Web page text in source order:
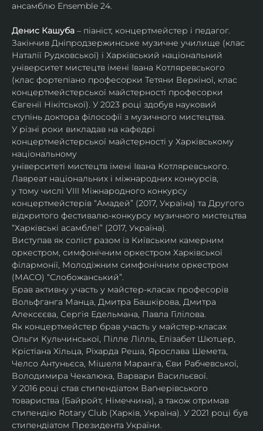
ансамблю Ensemble 24.
Денис Кашуба – піаніст, концертмейстер і педагог.
Закінчив Дніпродзержинське музичне училище (клас
Наталії Рудковської) і Харківський національний
університет мистецтв імені Івана Котляревського
(клас фортепіано професорки Тетяни Веркіної, клас
концертмейстерської майстерності професорки
Євгенії Нікітської). У 2023 році здобув науковий
ступінь доктора філософії з музичного мистецтва.
У різні роки викладав на кафедрі
концертмейстерської майстерності у Харківському
національному
університеті мистецтв імені Івана Котляревського.
Лавреат національних і міжнародних конкурсів,
у тому числі VIII Міжнародного конкурсу
концертмейстерів “Амадей” (2017, Україна) та Другого
відкритого фестивалю-конкурсу музичного мистецтва
“Харківські асамблеї” (2017, Україна).
Виступав як соліст разом із Київським камерним
оркестром, симфонічним оркестром Харківської
філармонії, Молодіжним симфонічним оркестром
(МАСО) “Слобожанський”.
Брав активну участь у майстер-класах професорів
Вольфганга Манца, Дмитра Башкірова, Дмитра
Алексєєва, Сергія Едельмана, Павла Гілілова.
Як концертмейстер брав участь у майстер-класах
Ольги Кульчинської, Пілле Лілль, Елізабет Шютцер,
Крістіана Хільца, Ріхарда Реша, Ярослава Шемета,
Челсо Антуньєса, Мішеля Маранга, Єви Рабчевської,
Володимира Чекалюка, Варвари Васильєвої.
У 2016 році став стипендіатом Ваґнерівського
товариства (Байройт, Німеччина), а також отримав
стипендію Rotary Club (Харків, Україна). У 2021 році був
стипендіатом Президента України.